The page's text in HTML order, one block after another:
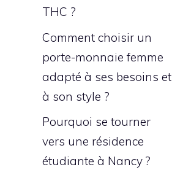
THC ?
Comment choisir un
porte-monnaie femme
adapté à ses besoins et
à son style ?
Pourquoi se tourner
vers une résidence
étudiante à Nancy ?